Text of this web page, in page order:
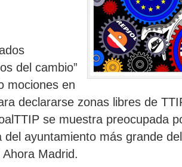
del cambio”
mociones en
declararse zonas libres de
se muestra preocupada
del ayuntamiento más grande
Madrid.